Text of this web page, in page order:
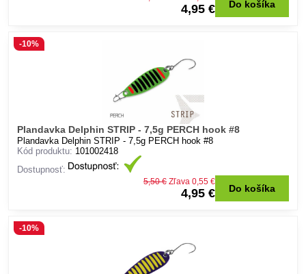
4,95 € Do košíka
Plandavka Delphin STRIP - 7,5g PERCH hook #8
-10%
Plandavka Delphin STRIP - 7,5g PERCH hook #8
Kód produktu: 101002418
Dostupnosť:
4,95 €
5,50 € Zľava 0,55 €
Do košíka
-10%